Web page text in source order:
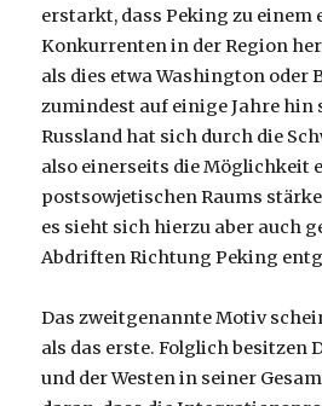
erstarkt, dass Peking zu
Konkurrenten in der Region
als dies etwa Washington oder
zumindest auf einige Jahre hin
Russland hat sich durch die
also einerseits die Möglichkeit
postsowjetischen Raums
es sieht sich hierzu aber auch
Abdriften Richtung Peking
Das zweitgenannte Motiv
als das erste. Folglich besitzen
und der Westen in seiner